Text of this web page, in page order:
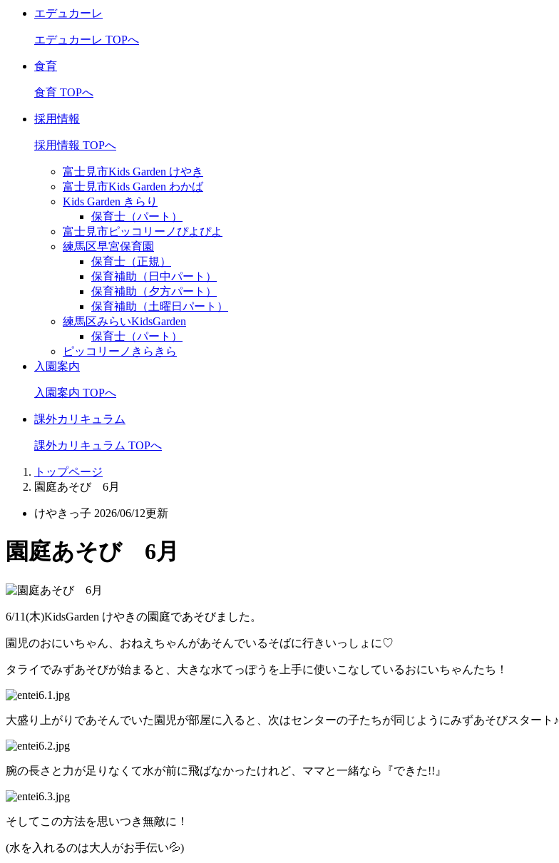
エデュカーレ
エデュカーレ TOPへ
食育
食育 TOPへ
採用情報
採用情報 TOPへ
富士見市Kids Garden けやき
富士見市Kids Garden わかば
Kids Garden きらり
保育士（パート）
富士見市ピッコリーノぴよぴよ
練馬区早宮保育園
保育士（正規）
保育補助（日中パート）
保育補助（夕方パート）
保育補助（土曜日パート）
練馬区みらいKidsGarden
保育士（パート）
ピッコリーノきらきら
入園案内
入園案内 TOPへ
課外カリキュラム
課外カリキュラム TOPへ
トップページ
園庭あそび 6月
けやきっ子 2026/06/12更新
園庭あそび 6月
6/11(木)KidsGarden けやきの園庭であそびました。
園児のおにいちゃん、おねえちゃんがあそんでいるそばに行きいっしょに♡
タライでみずあそびが始まると、大きな水てっぽうを上手に使いこなしているおにいちゃんたち！
大盛り上がりであそんでいた園児が部屋に入ると、次はセンターの子たちが同じようにみずあそびスタート♪
腕の長さと力が足りなくて水が前に飛ばなかったけれど、ママと一緒なら『できた!!』
そしてこの方法を思いつき無敵に！
(水を入れるのは大人がお手伝い💦)